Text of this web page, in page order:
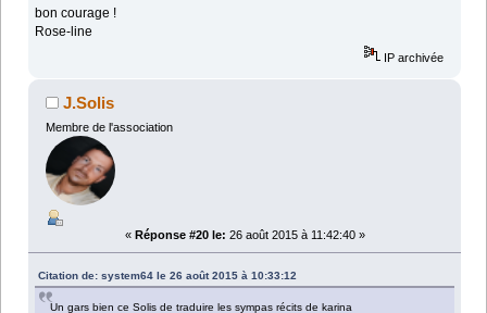
bon courage !
Rose-line
IP archivée
J.Solis
Membre de l'association
« Réponse #20 le: 26 août 2015 à 11:42:40 »
Citation de: system64 le 26 août 2015 à 10:33:12
Un gars bien ce Solis de traduire les sympas récits de karina